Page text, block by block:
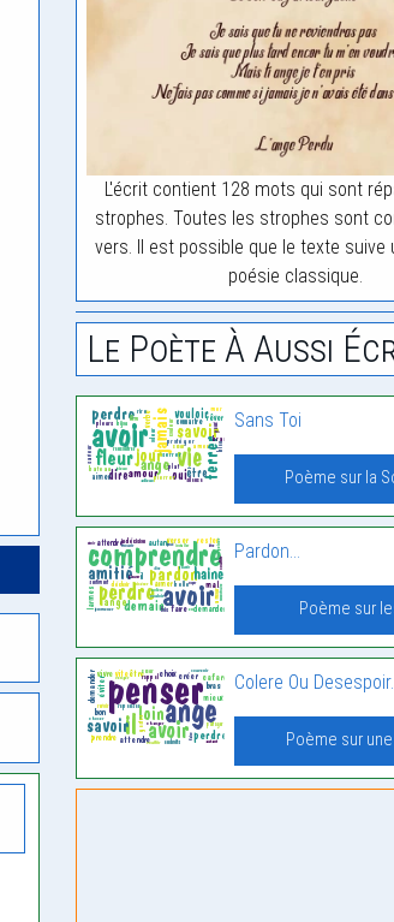
L'écrit contient 128 mots qui sont
strophes. Toutes les strophes sont
vers. Il est possible que le texte suive
poésie classique.
Le Poète À Aussi
Sans Toi
Poème sur la
Pardon…
Poème sur
Colere Ou
Poème sur